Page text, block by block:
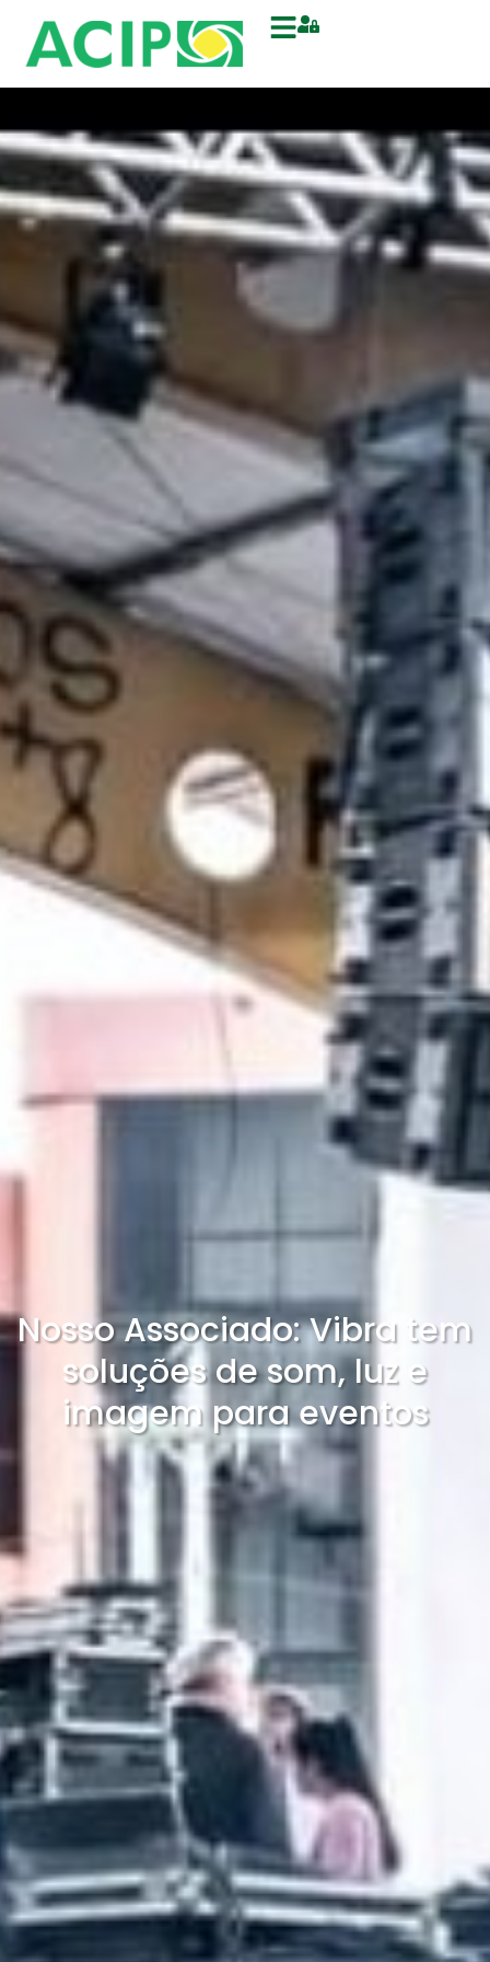
Nosso Associado: Vibra tem
soluções de som, luz e
imagem para eventos